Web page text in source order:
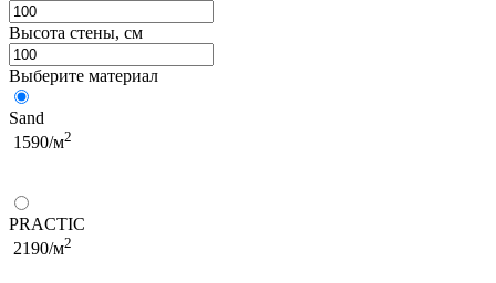
Высота стены, см
Выберите материал
Sand
1590/м2
PRACTIC
2190/м2